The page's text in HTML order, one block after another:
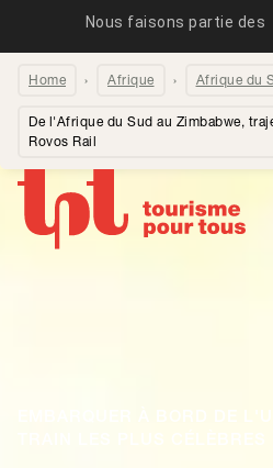
Home Afrique Afrique du
De l'Afrique du Sud au Zimbabwe,
Rovos Rail